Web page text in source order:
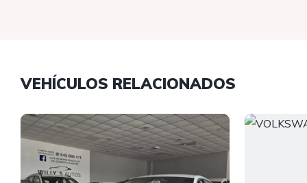
VEHÍCULOS RELACIONADOS